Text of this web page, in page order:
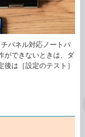
パネル対応ノートパ
ができないときは、ダ
は［設定のテスト］